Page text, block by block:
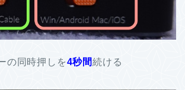
の同時押しを4秒間続ける